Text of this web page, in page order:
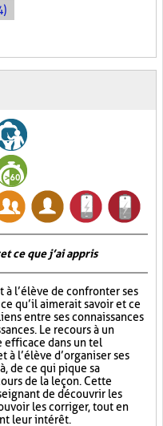
ce que j’ai appris
à l’élève de confronter ses
qu’il aimerait savoir et ce
entre ses connaissances
Le recours à un
efficace dans un tel
à l’élève d’organiser ses
de ce qui pique sa
de la leçon. Cette
de découvrir les
les corriger, tout en
leur intérêt.